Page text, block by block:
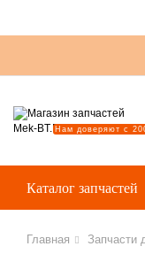
Нам доверяют с
Каталог запчастей
Главная Запчасти